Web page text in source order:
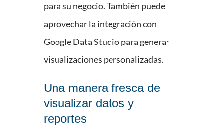
para su negocio. También puede
aprovechar la integración con
Google Data Studio para generar
visualizaciones personalizadas.
Una manera fresca de
visualizar datos y
reportes